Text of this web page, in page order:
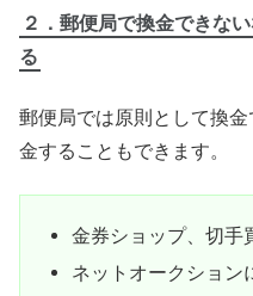
２．郵便局で換金できな
る
郵便局では原則として換
金することもできます。
金券ショップ、切手
ネットオークション